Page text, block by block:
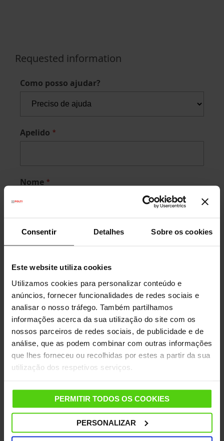
Consentir Detalhes Sobre os cookies
Este website utiliza cookies
Utilizamos cookies para personalizar conteúdo e
anúncios, fornecer funcionalidades de redes sociais e
analisar o nosso tráfego. Também partilhamos
informações acerca da sua utilização do site com os
nossos parceiros de redes sociais, de publicidade e de
análise, que as podem combinar com outras informações
que lhes forneceu ou recolhidas por estes a partir da sua
utilização dos respetivos serviços.
PERMITIR TODOS OS COOKIES
PERSONALIZAR
Requested information
Como posso ajudar?
Apelido
Nome
Telefone
Email
Número do pedido
Carregar ficheiro (max 3 MB)